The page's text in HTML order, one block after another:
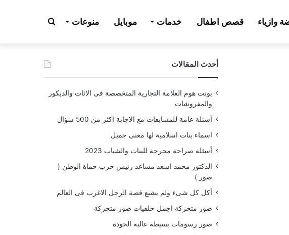
وازياء قصص اطفال خدمات موبايل منوعات بحث
عن أحدث المقالات
بونت هوم العلامة التجارية المتخصصة فى الاثاث والديكور
والمفروشات
أسئلة عامة للمسابقات مع الاجابة اكثر من 500 سؤال
اسماء بنات اسلامية لها معنى جميل
أسئلة صراحة محرجة للبنات والشباب 2023
الدكتور محمد اسعد مساعد رئيس حزب حماة الوطن (
صور )
أكل كل شىء ولم يشبع قصة الرجل الاغرب فى العالم
صور متحركة اجمل خلفيات صور متحركة
صور رسومات بسيطه عاليه الجودة